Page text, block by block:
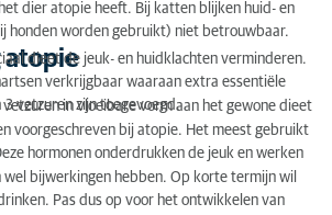
dier atopie heeft. Bij katten blijken huid- en
honden worden gebruikt) niet betrouwbaar.
atopie
dieet de jeuk- en huidklachten verminderen.
verkrijgbaar waaraan extra essentiële
3 vetzuren zijn toegevoegd.
in vloeibare vorm aan het gewone dieet
voorgeschreven bij atopie. Het meest gebruikt
hormonen onderdrukken de jeuk en werken
wel bijwerkingen hebben. Op korte termijn wil
Pas dus op voor het ontwikkelen van